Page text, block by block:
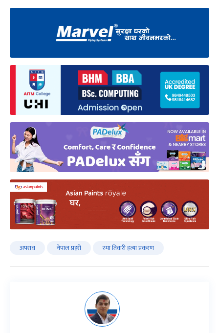
अपराध नेपाल प्रहरी रमा तिवारी हत्या प्रकरण